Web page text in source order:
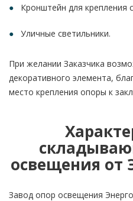
Кронштейн для крепления
Уличные светильники.
При желании Заказчика
декоративного элемента,
место крепления опоры к
освещения от
Завод опор освещения